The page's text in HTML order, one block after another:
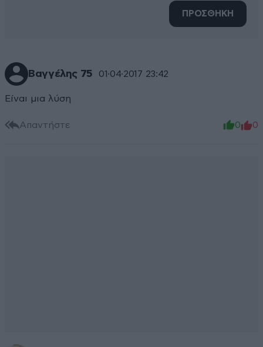
ΠΡΟΣΘΗΚΗ
Βαγγέλης 75 01·04·2017 23:42
Είναι μια λύση
Απαντήστε 0 0